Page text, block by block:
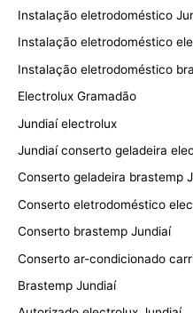
Instalação eletrodoméstico
Instalação eletrodoméstico
Instalação eletrodoméstico
Electrolux Gramadão
Jundiaí electrolux
Jundiaí conserto geladeira
Conserto geladeira brastemp
Conserto eletrodoméstico
Conserto brastemp Jundiaí
Conserto ar-condicionado
Brastemp Jundiaí